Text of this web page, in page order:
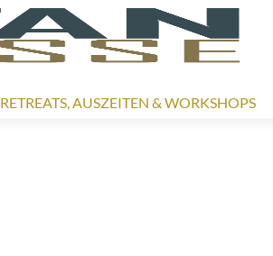
RETREATS, AUSZEITEN & WORKSHOPS